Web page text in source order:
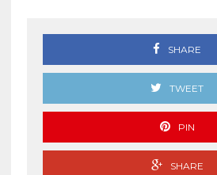
SHARE
TWEET
PIN
SHARE